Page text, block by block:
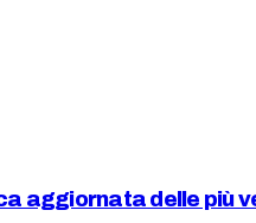
aggiornata delle più